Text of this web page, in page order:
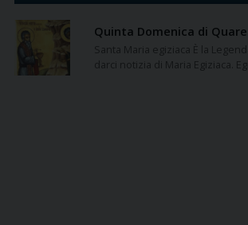
Quinta Domenica di
Santa Maria egiziaca È la
darci notizia di Maria Egiziaca.